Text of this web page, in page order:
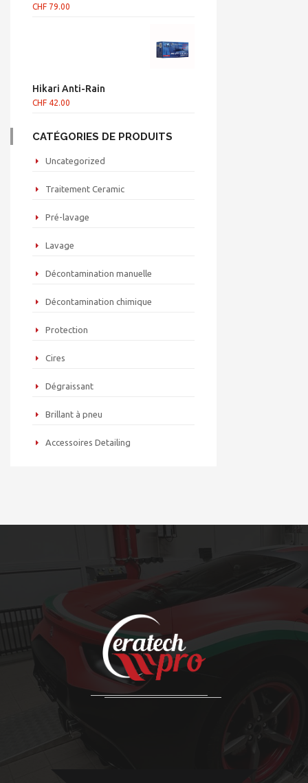
CHF 79.00
Hikari Anti-Rain
CHF 42.00
CATÉGORIES DE PRODUITS
Uncategorized
Traitement Ceramic
Pré-lavage
Lavage
Décontamination manuelle
Décontamination chimique
Protection
Cires
Dégraissant
Brillant à pneu
Accessoires Detailing